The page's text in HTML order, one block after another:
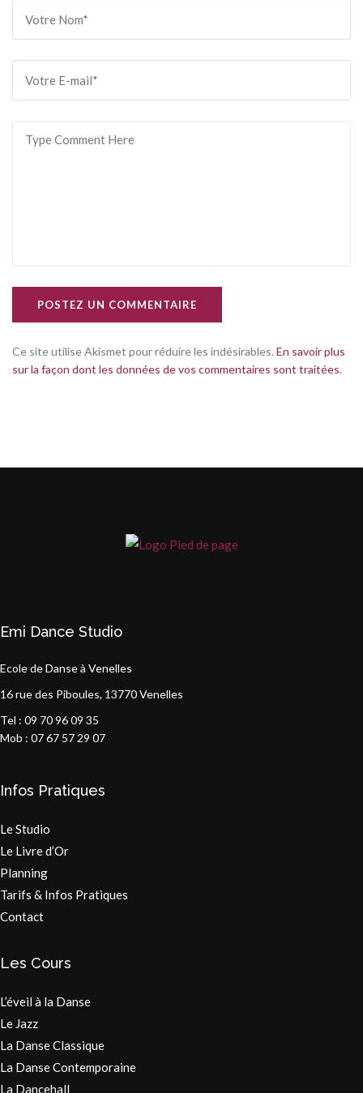
POSTEZ UN COMMENTAIRE
Ce site utilise Akismet pour réduire les indésirables. En savoir plus
sur la façon dont les données de vos commentaires sont traitées.
Emi Dance Studio
Ecole de Danse à Venelles
16 rue des Piboules, 13770 Venelles
Tel : 09 70 96 09 35
Mob : 07 67 57 29 07
Infos Pratiques
Le Studio
Le Livre d’Or
Planning
Tarifs & Infos Pratiques
Contact
Les Cours
L’éveil à la Danse
Le Jazz
La Danse Classique
La Danse Contemporaine
La Dancehall